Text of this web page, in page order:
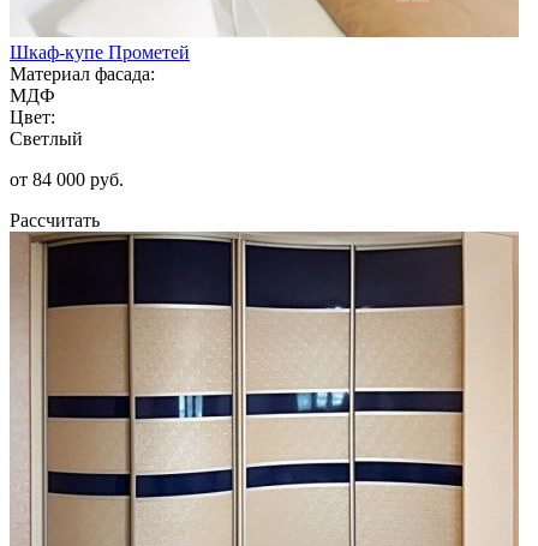
Шкаф-купе Прометей
Материал фасада:
МДФ
Цвет:
Светлый
от 84 000 руб.
Рассчитать